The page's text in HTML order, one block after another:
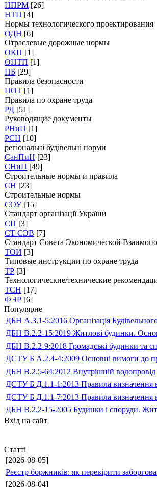
НПРМ [26]
НТП [4]
Нормы технологического проектирования
ОДН [6]
Отраслевые дорожные нормы
ОКП [1]
ОНТП [1]
ПБ [29]
Правила безопасности
ПОТ [1]
Правила по охране труда
РД [51]
Руководящие документы
РНиП [1]
РСН [10]
регіональні будівельні норми
СанПиН [23]
СНиП [49]
Строительные нормы и правила
СН [23]
Строительные нормы
СОУ [15]
Стандарт організації України
СП [3]
СТ СЭВ [7]
Стандарт Совета Экономической
ТОИ [3]
Типовые инструкции по охране труда
ТР [3]
Технологические/технические
ТСН [17]
ФЭР [6]
Популярне
ДБН А.3.1-5:2016 Організація
ДБН В.2.2-15:2019 Житлові будинки.
ДБН В.2.2-9:2018 Громадські будинки та
ДСТУ Б А.2.4-4:2009 Основні вимоги до
ДБН В.2.5-64:2012 Внутрішній водопровід
ДСТУ Б Д.1.1-1:2013 Правила визначення
ДСТУ Б Д.1.1-7:2013 Правила визначення
ДБН В.2.2-15-2005 Будинки і споруди.
Вхід на сайт
Статті
[2026-08-05]
Реєстр боржників: як перевірити
[2026-08-04]